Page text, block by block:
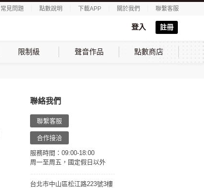
常見問題 點數說明 下載APP 關於我們 聯繫客服
登入 註冊
限制級 聲音作品 點數商店
聯絡我們
聯繫客服
合作接洽
服務時間：09:00-18:00
周一至周五，國定假日以外
台北市中山區松江路223號3樓